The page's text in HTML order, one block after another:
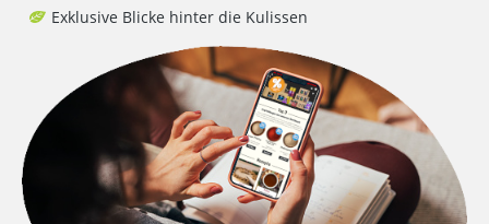
Exklusive Blicke hinter die Kulissen